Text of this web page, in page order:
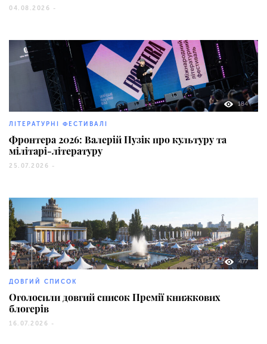
04.08.2026 -
184
ЛІТЕРАТУРНІ ФЕСТИВАЛІ
Фронтера 2026: Валерій Пузік про культуру та
мілітарі-літературу
25.07.2026 -
477
ДОВГИЙ СПИСОК
Оголосили довгий список Премії книжкових
блогерів
16.07.2026 -